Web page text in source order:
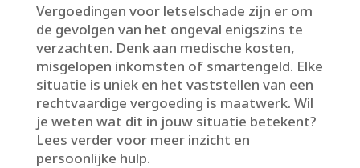
Vergoedingen voor letselschade zijn er om
de gevolgen van het ongeval enigszins te
verzachten.​ Denk aan medische kosten,
misgelopen inkomsten of smartengeld.​ Elke
situatie is uniek en het vaststellen van een
rechtvaardige vergoeding is maatwerk.​ Wil
je weten wat dit in jouw situatie betekent?
Lees verder voor meer inzicht en
persoonlijke hulp.​